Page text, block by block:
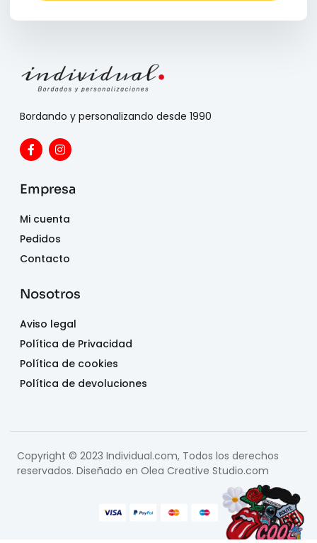
Bordando y personalizando desde 1990
Empresa
Mi cuenta
Pedidos
Contacto
Nosotros
Aviso legal
Política de Privacidad
Política de cookies
Política de devoluciones
Copyright © 2023 Individual.com, Todos los derechos
reservados. Diseñado en Olea Creative Studio.com